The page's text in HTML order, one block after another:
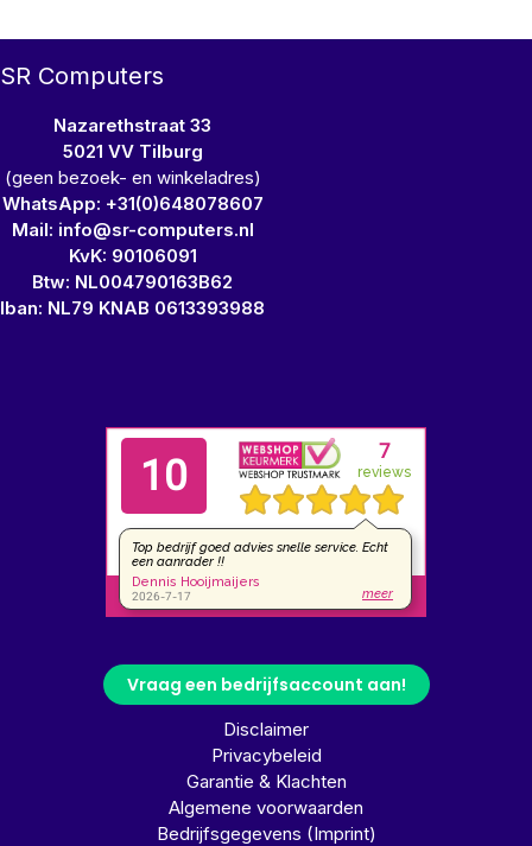
SR Computers
Nazarethstraat 33
5021 VV Tilburg
(geen bezoek- en winkeladres)
WhatsApp: +31(0)648078607
Mail: info@sr-computers.nl
KvK: 90106091
Btw: NL004790163B62
Iban: NL79 KNAB 0613393988
Vraag een bedrijfsaccount aan!
Disclaimer
Privacybeleid
Garantie & Klachten
Algemene voorwaarden
Bedrijfsgegevens (Imprint)